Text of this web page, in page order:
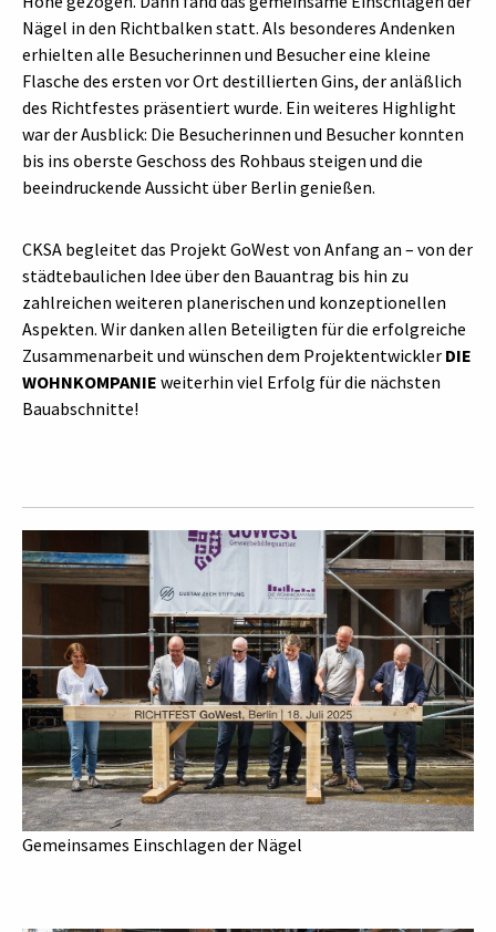
Nägel in den Richtbalken statt. Als besonderes Andenken
erhielten alle Besucherinnen und Besucher eine kleine
Flasche des ersten vor Ort destillierten Gins, der anläßlich
des Richtfestes präsentiert wurde. Ein weiteres Highlight
war der Ausblick: Die Besucherinnen und Besucher konnten
bis ins oberste Geschoss des Rohbaus steigen und die
beeindruckende Aussicht über Berlin genießen.
CKSA begleitet das Projekt GoWest von Anfang an – von der
städtebaulichen Idee über den Bauantrag bis hin zu
zahlreichen weiteren planerischen und konzeptionellen
Aspekten. Wir danken allen Beteiligten für die erfolgreiche
Zusammenarbeit und wünschen dem Projektentwickler DIE
WOHNKOMPANIE weiterhin viel Erfolg für die nächsten
Bauabschnitte!
Gemeinsames Einschlagen der Nägel